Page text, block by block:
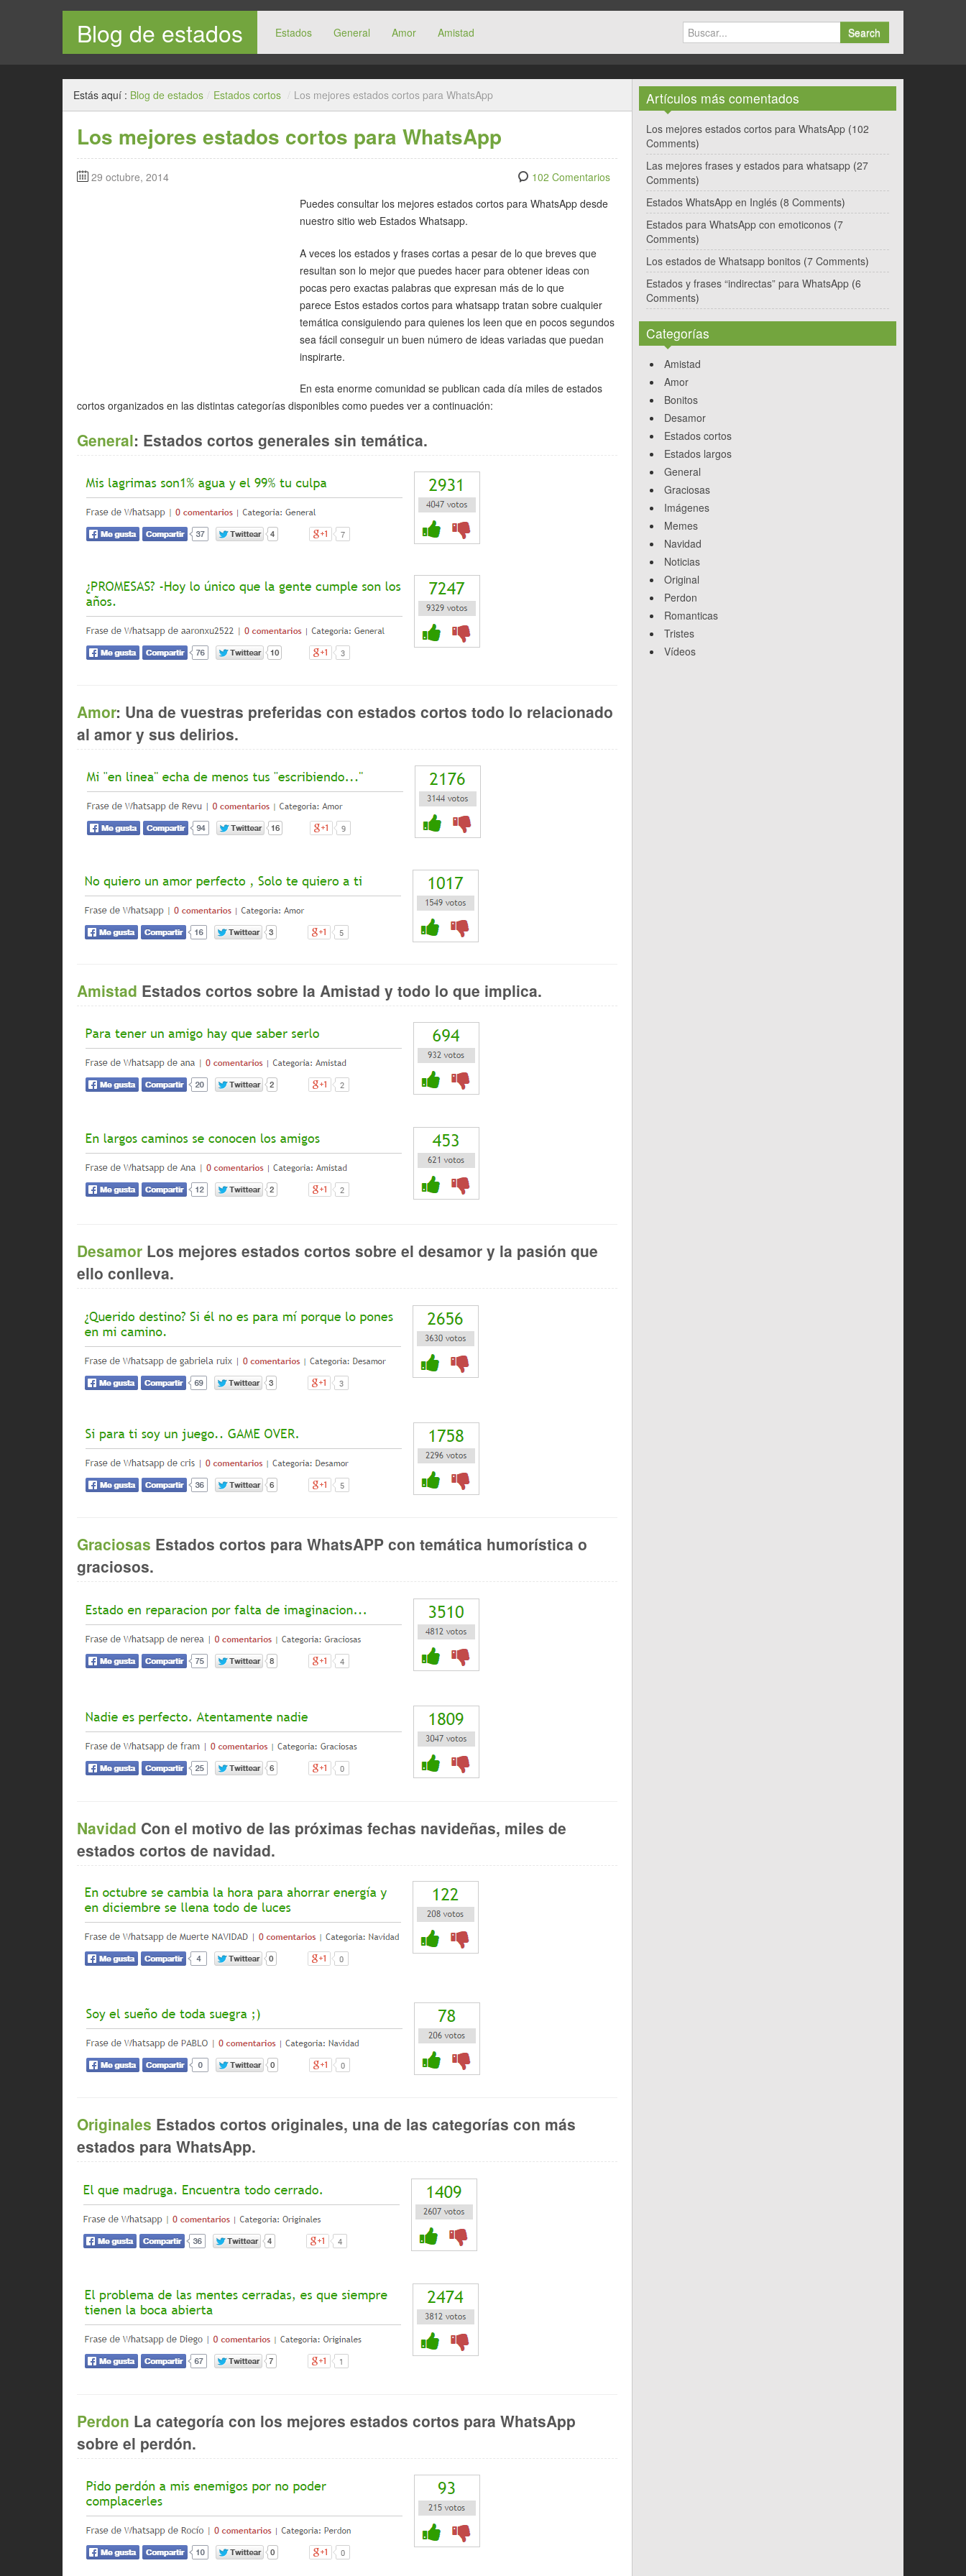
Blog de estados Estados General Amor Amistad Search
Estás aquí : Blog de estados / Estados cortos / Los mejores estados cortos para WhatsApp
Los mejores estados cortos para WhatsApp
29 octubre, 2014
102 Comentarios
Puedes consultar los mejores estados cortos para WhatsApp desde
nuestro sitio web Estados Whatsapp.
A veces los estados y frases cortas a pesar de lo que breves que
resultan son lo mejor que puedes hacer para obtener ideas con
pocas pero exactas palabras que expresan más de lo que
parece Estos estados cortos para whatsapp tratan sobre cualquier
temática consiguiendo para quienes los leen que en pocos segundos
sea fácil conseguir un buen número de ideas variadas que puedan
inspirarte.
En esta enorme comunidad se publican cada día miles de estados
cortos organizados en las distintas categorías disponibles como puedes ver a continuación:
General: Estados cortos generales sin temática.
Amor: Una de vuestras preferidas con estados cortos todo lo relacionado
al amor y sus delirios.
Amistad Estados cortos sobre la Amistad y todo lo que implica.
Desamor Los mejores estados cortos sobre el desamor y la pasión que
ello conlleva.
Graciosas Estados cortos para WhatsAPP con temática humorística o
graciosos.
Navidad Con el motivo de las próximas fechas navideñas, miles de
estados cortos de navidad.
Originales Estados cortos originales, una de las categorías con más
estados para WhatsApp.
Perdon La categoría con los mejores estados cortos para WhatsApp
sobre el perdón.
Artículos más comentados
Los mejores estados cortos para WhatsApp (102
Comments)
Las mejores frases y estados para whatsapp (27
Comments)
Estados WhatsApp en Inglés (8 Comments)
Estados para WhatsApp con emoticonos (7
Comments)
Los estados de Whatsapp bonitos (7 Comments)
Estados y frases “indirectas” para WhatsApp (6
Comments)
Categorías
Amistad
Amor
Bonitos
Desamor
Estados cortos
Estados largos
General
Graciosas
Imágenes
Memes
Navidad
Noticias
Original
Perdon
Romanticas
Tristes
Vídeos